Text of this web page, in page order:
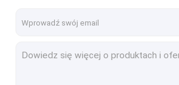
O nas